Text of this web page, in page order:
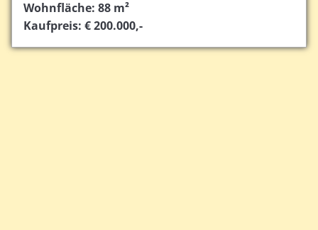
Wohnfläche: 88 m²
Kaufpreis: € 200.000,-